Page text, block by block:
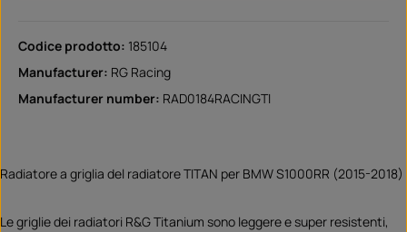
Codice prodotto: 185104
Manufacturer: RG Racing
Manufacturer number: RAD0184RACINGTI
Radiatore a griglia del radiatore TITAN per BMW S1000RR (2015-2018)
Le griglie dei radiatori R&G Titanium sono leggere e super resistenti,